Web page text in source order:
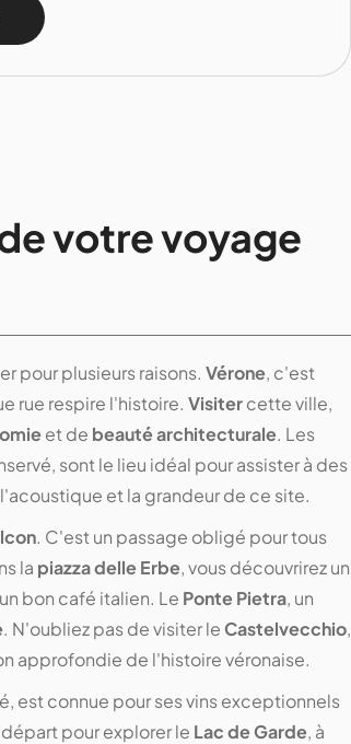
votre voyage
pour plusieurs raisons. Vérone, c'est
rue respire l'histoire. Visitercette ville,
et de beauté architecturale. Les
sont le lieu idéal pour assister à des
et la grandeur de ce site.
. C'est un passage obligé pour tous
la piazza delle Erbe, vous découvrirez un
bon café italien. Le Ponte Pietra, un
. N'oubliez pas de visiter le Castelvecchio,
approfondie de l'histoire véronaise.
est connue pour ses vins exceptionnels
pour explorer le Lac de Garde, à